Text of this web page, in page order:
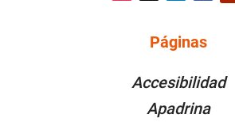
Páginas
Accesibilidad
Apadrina